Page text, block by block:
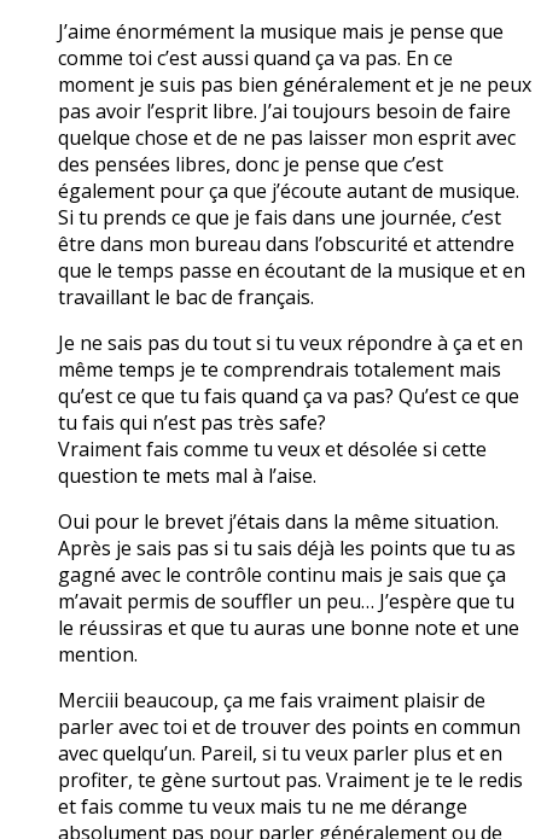
J’aime énormément la musique mais je pense que
comme toi c’est aussi quand ça va pas. En ce
moment je suis pas bien généralement et je ne peux
pas avoir l’esprit libre. J’ai toujours besoin de faire
quelque chose et de ne pas laisser mon esprit avec
des pensées libres, donc je pense que c’est
également pour ça que j’écoute autant de musique.
Si tu prends ce que je fais dans une journée, c’est
être dans mon bureau dans l’obscurité et attendre
que le temps passe en écoutant de la musique et en
travaillant le bac de français.
Je ne sais pas du tout si tu veux répondre à ça et en
même temps je te comprendrais totalement mais
qu’est ce que tu fais quand ça va pas? Qu’est ce que
tu fais qui n’est pas très safe?
Vraiment fais comme tu veux et désolée si cette
question te mets mal à l’aise.
Oui pour le brevet j’étais dans la même situation.
Après je sais pas si tu sais déjà les points que tu as
gagné avec le contrôle continu mais je sais que ça
m’avait permis de souffler un peu… J’espère que tu
le réussiras et que tu auras une bonne note et une
mention.
Merciii beaucoup, ça me fais vraiment plaisir de
parler avec toi et de trouver des points en commun
avec quelqu’un. Pareil, si tu veux parler plus et en
profiter, te gène surtout pas. Vraiment je te le redis
et fais comme tu veux mais tu ne me dérange
absolument pas pour parler généralement ou de